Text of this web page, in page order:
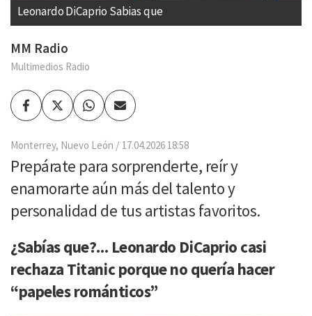
Leonardo DiCaprio Sabias que
MM Radio
Multimedios Radio
FacebookTwitterWhatsapp
Enviar
por
Monterrey, Nuevo León 17.04.2026 18:58
Prepárate para sorprenderte, reír y
enamorarte aún más del talento y
personalidad de tus artistas favoritos.
¿Sabías que?... Leonardo DiCaprio casi
rechaza Titanic porque no quería hacer
“papeles románticos”